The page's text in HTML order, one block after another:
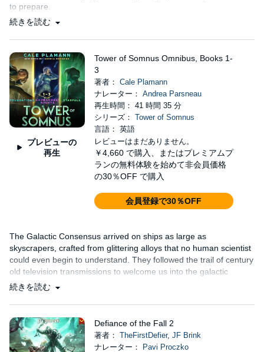
to prepare.
続きを読む
プレビューの
再生
Tower of Somnus Omnibus, Books 1-
3
著者： Cale Plamann
ナレーター： Andrea Parsneau
再生時間： 41 時間 35 分
シリーズ： Tower of Somnus
言語： 英語
レビューはまだありません。
￥4,660 で購入、またはプレミアムプ
ランの無料体験を始めて非会員価格
の30％OFF で購入
会員登録で30％OFF
The Galactic Consensus arrived on ships as large as
skyscrapers, crafted from glittering alloys that no human scientist
could even begin to understand. They followed the trail of century
old television transmissions to welcome us into the galactic
community…
続きを読む
Defiance of the Fall 2
著者： TheFirstDefier, JF Brink
ナレーター：
Pavi Proczko